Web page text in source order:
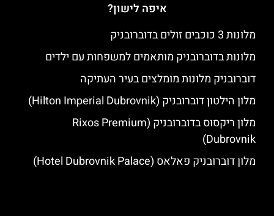
איפה לישון?
מלונות 3 כוכבים זולים בדוברובניק
מלונות בדוברובניק מותאמים למשפחות עם ילדים
דוברובניק מלונות מומלצים בעיר העתיקה
מלון הילטון דוברובניק (Hilton Imperial Dubrovnik)
מלון ריקסוס בדוברובניק (Rixos Premium
Dubrovnik)
מלון דוברובניק פאלאס (Hotel Dubrovnik Palace)